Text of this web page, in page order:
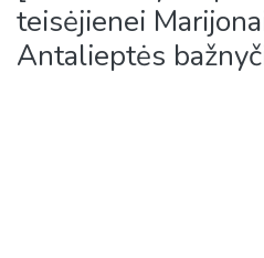
teisėjienei
Antalieptės